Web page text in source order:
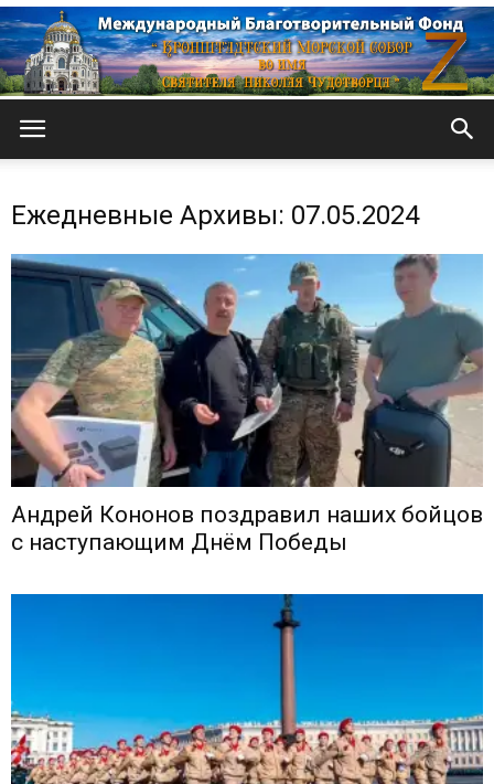
собор
Ежедневные Архивы: 07.05.2024
Андрей Кононов поздравил наших бойцов
с наступающим Днём Победы